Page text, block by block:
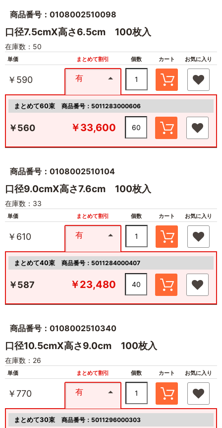
商品番号：0108002510098
口径7.5cmX高さ6.5cm 100枚入
在庫数：50
単価 まとめて割引 個数 カート お気に入り
￥590 有
まとめて60束 商品番号：5011283000606
￥560 ￥33,600
商品番号：0108002510104
口径9.0cmX高さ7.6cm 100枚入
在庫数：33
単価 まとめて割引 個数 カート お気に入り
￥610 有
まとめて40束 商品番号：5011284000407
￥587 ￥23,480
商品番号：0108002510340
口径10.5cmX高さ9.0cm 100枚入
在庫数：26
単価 まとめて割引 個数 カート お気に入り
￥770 有
まとめて30束 商品番号：5011296000303